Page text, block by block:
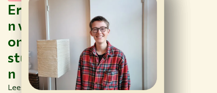
Ervaringe
n van
onze
studente
n
Lees de verhalen